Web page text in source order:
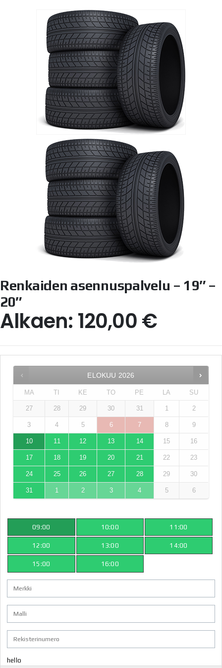
Renkaiden asennuspalvelu – 19″ –
20″
Alkaen: 120,00€
ELOKUU 2026
MA TI KE TO PE LA SU
27 28 29 30 31 1 2
3 4 5 6 7 8 9
10 11 12 13 14 15 16
17 18 19 20 21 22 23
24 25 26 27 28 29 30
31 1 2 3 4 5 6
09:00 10:00 11:00
12:00 13:00 14:00
15:00 16:00
hello